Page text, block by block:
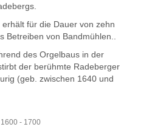
erhält für die Dauer von zehn
Betreiben von Bandmühlen..
des Orgelbaus in der
der berühmte Radeberger
(geb. zwischen 1640 und
- 1700